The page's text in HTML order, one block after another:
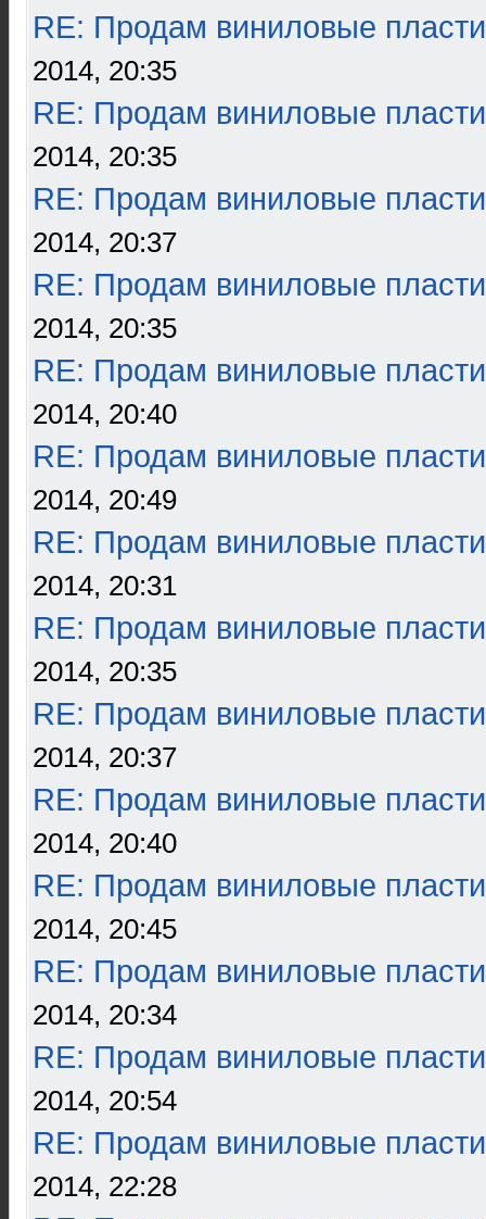
RE: Продам виниловые
2014, 20:35
RE: Продам виниловые
2014, 20:35
RE: Продам виниловые
2014, 20:37
RE: Продам виниловые
2014, 20:35
RE: Продам виниловые
2014, 20:40
RE: Продам виниловые
2014, 20:49
RE: Продам виниловые
2014, 20:31
RE: Продам виниловые
2014, 20:35
RE: Продам виниловые
2014, 20:37
RE: Продам виниловые
2014, 20:40
RE: Продам виниловые
2014, 20:45
RE: Продам виниловые
2014, 20:34
RE: Продам виниловые
2014, 20:54
RE: Продам виниловые
2014, 22:28